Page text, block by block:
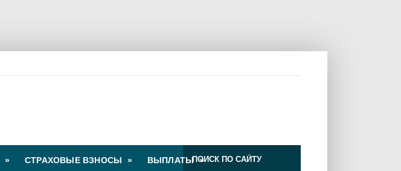
» СТРАХОВЫЕ ВЗНОСЫ » ВЫПЛАТЫ»